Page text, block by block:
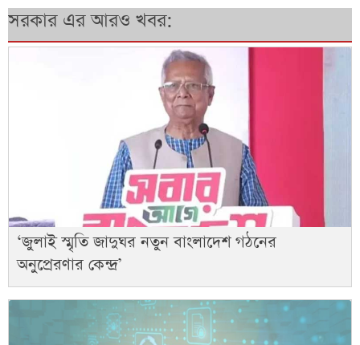
সরকার এর আরও খবর:
‘জুলাই স্মৃতি জাদুঘর নতুন বাংলাদেশ গঠনের
অনুপ্রেরণার কেন্দ্র’